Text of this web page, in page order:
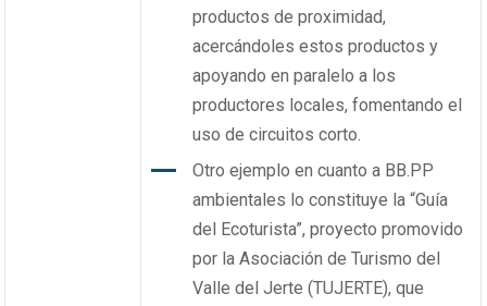
productos de proximidad,
acercándoles estos productos y
apoyando en paralelo a los
productores locales, fomentando el
uso de circuitos corto.
Otro ejemplo en cuanto a BB.PP
ambientales lo constituye la “Guía
del Ecoturista”, proyecto promovido
por la Asociación de Turismo del
Valle del Jerte (TUJERTE), que